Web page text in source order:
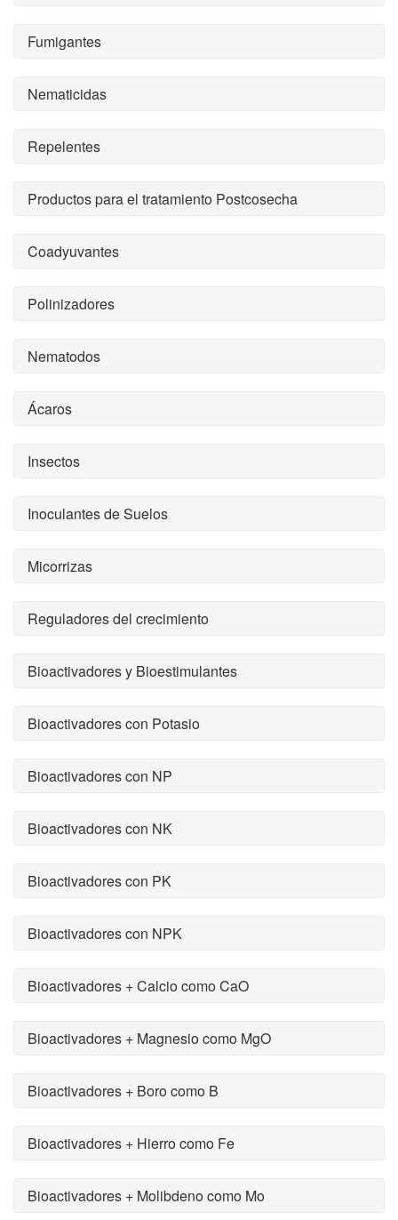
Fumigantes
Nematicidas
Repelentes
Productos para el tratamiento Postcosecha
Coadyuvantes
Polinizadores
Nematodos
Ácaros
Insectos
Inoculantes de Suelos
Micorrizas
Reguladores del crecimiento
Bioactivadores y Bioestimulantes
Bioactivadores con Potasio
Bioactivadores con NP
Bioactivadores con NK
Bioactivadores con PK
Bioactivadores con NPK
Bioactivadores + Calcio como CaO
Bioactivadores + Magnesio como MgO
Bioactivadores + Boro como B
Bioactivadores + Hierro como Fe
Bioactivadores + Molibdeno como Mo